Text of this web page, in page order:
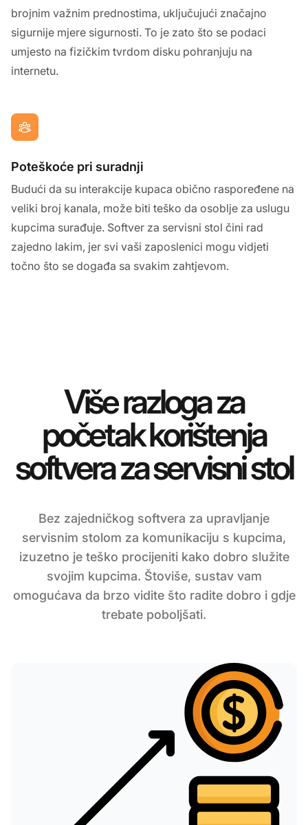
brojnim važnim prednostima, uključujući značajno
sigurnije mjere sigurnosti. To je zato što se podaci
umjesto na fizičkim tvrdom disku pohranjuju na
internetu.
Poteškoće pri suradnji
Budući da su interakcije kupaca obično raspoređene na
veliki broj kanala, može biti teško da osoblje za uslugu
kupcima surađuje. Softver za servisni stol čini rad
zajedno lakim, jer svi vaši zaposlenici mogu vidjeti
točno što se događa sa svakim zahtjevom.
Više razloga za
početak korištenja
softvera za servisni stol
Bez zajedničkog softvera za upravljanje
servisnim stolom za komunikaciju s kupcima,
izuzetno je teško procijeniti kako dobro služite
svojim kupcima. Štoviše, sustav vam
omogućava da brzo vidite što radite dobro i gdje
trebate poboljšati.